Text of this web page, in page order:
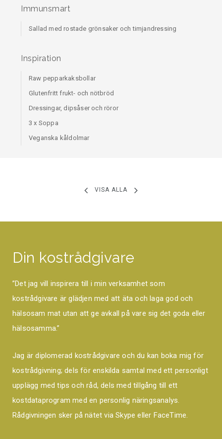
Immunsmart
Sallad med rostade grönsaker och timjandressing
Inspiration
Raw pepparkaksbollar
Glutenfritt frukt- och nötbröd
Dressingar, dipsåser och röror
3 x Soppa
Veganska kåldolmar
VISA ALLA
Din kostrådgivare
”Det jag vill inspirera till i min verksamhet som
kostrådgivare är glädjen med att äta och laga god och
hälsosam mat utan att ge avkall på vare sig det goda eller
hälsosamma.”
Jag är diplomerad kostrådgivare och du kan boka mig för
kostrådgivning; dels för enskilda samtal med ett personligt
upplägg med tips och råd, dels med tillgång till ett
kostdataprogram med en personlig näringsanalys.
Rådgivningen sker på nätet via Skype eller FaceTime.